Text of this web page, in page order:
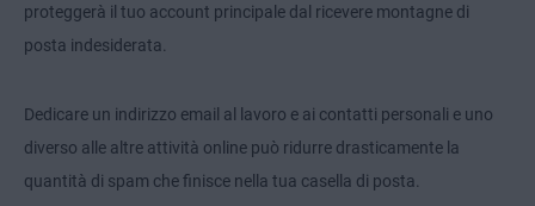
proteggerà il tuo account principale dal ricevere montagne di
posta indesiderata.
Dedicare un indirizzo email al lavoro e ai contatti personali e uno
diverso alle altre attività online può ridurre drasticamente la
quantità di spam che finisce nella tua casella di posta.